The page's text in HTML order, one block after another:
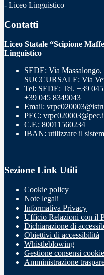
- Liceo Linguistico
Contatti
Liceo Statale “Scipione
Linguistico
SEDE: Via
SUCCURSALE: Via
Tel: SEDE: Tel. +39
+39 045 8349043
Email:
PEC:
C.F.: 80011560234
IBAN: utilizzare il
Sezione Link Utili
Cookie policy
Note legali
Informativa Privacy
Ufficio Relazioni con il
Dichiarazione di
Obiettivi di accessibilità
Whistleblowing
Gestione consensi cookie
Amministrazione